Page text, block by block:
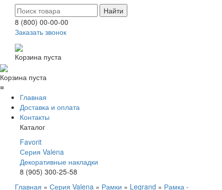
8 (800) 00-00-00
Заказать звонок
Корзина пуста
Корзина пуста
≡
Главная
Доставка и оплата
Контакты
Каталог
Favorit
Серия Valena
Декоративные накладки
8 (905) 300-25-58
Главная » Серия Valena » Рамки » Legrand » Рамка -